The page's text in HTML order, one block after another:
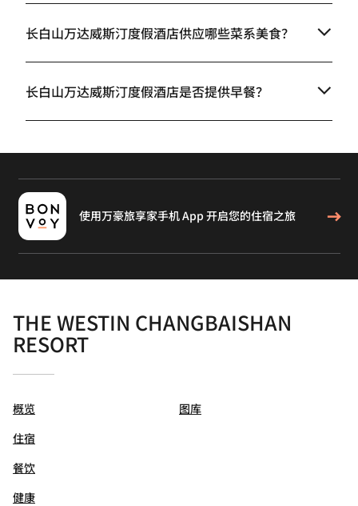
长白山万达威斯汀度假酒店供应哪些菜系美食？
长白山万达威斯汀度假酒店是否提供早餐？
使用万豪旅享家手机 App 开启您的住宿之旅
THE WESTIN CHANGBAISHAN
RESORT
概览
住宿
餐饮
健康
图库